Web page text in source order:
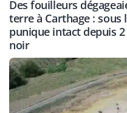
Des fouilleurs
terre à Carthage :
punique intact depuis
noir